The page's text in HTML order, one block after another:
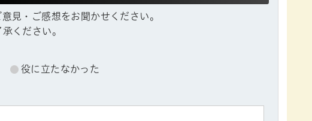
見・ご感想をお聞かせください。
ください。
役に立たなかった